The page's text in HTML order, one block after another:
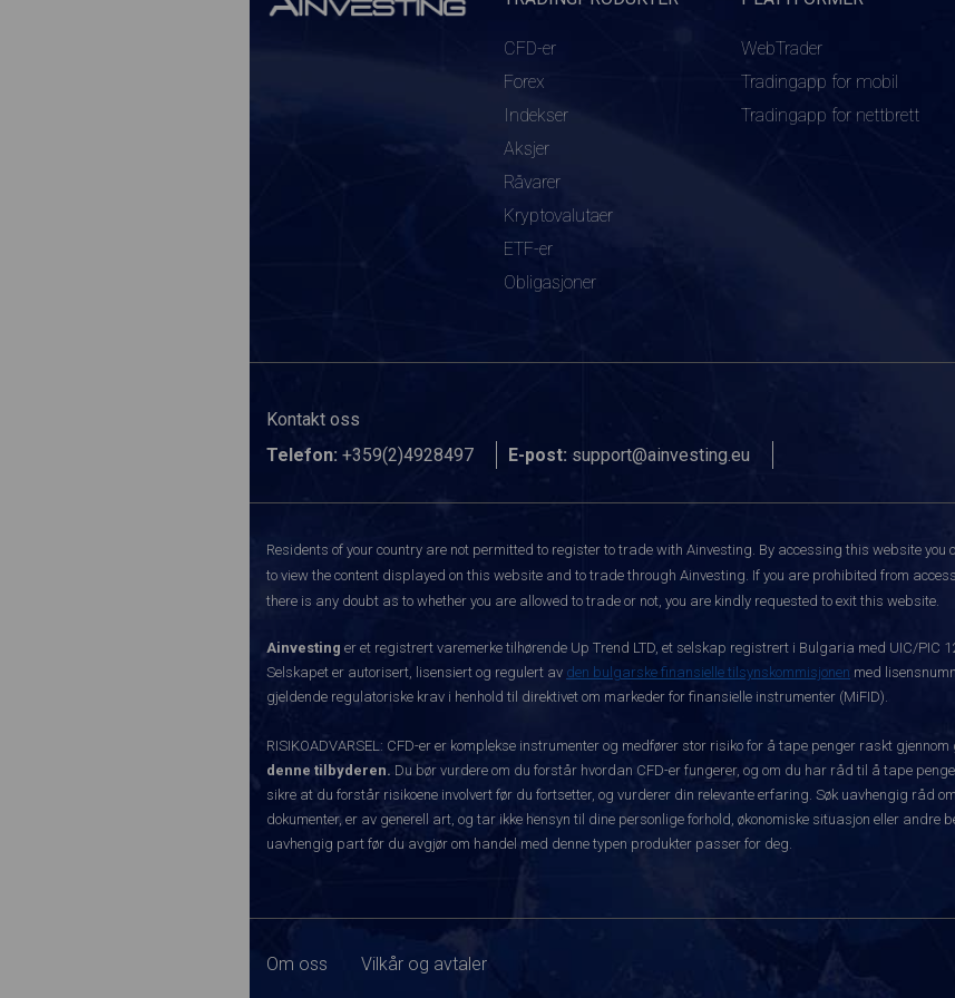
CFD-er
Forex
Indekser
Aksjer
Råvarer
Kryptovalutaer
ETF-er
Obligasjoner
WebTrader
Tradingapp for mobil
Tradingapp for nettbrett
Kontakt oss
Telefon: +359(2)4928497 E-post: support@ainvesting.eu
Residents of your country are not permitted to register to trade with Ainvesting. By accessing this website you
to view the content displayed on this website and to trade through Ainvesting. If you are prohibited from
there is any doubt as to whether you are allowed to trade or not, you are kindly requested to exit this website.
Ainvesting er et registrert varemerke tilhørende Up Trend LTD, et selskap registrert i Bulgaria med UIC/PIC
Selskapet er autorisert, lisensiert og regulert av den bulgarske finansielle tilsynskommisjonen med
gjeldende regulatoriske krav i henhold til direktivet om markeder for finansielle instrumenter (MiFID).
RISIKOADVARSEL: CFD-er er komplekse instrumenter og medfører stor risiko for å tape penger raskt gjennom
denne tilbyderen. Du bør vurdere om du forstår hvordan CFD-er fungerer, og om du har råd til å tape
sikre at du forstår risikoene involvert før du fortsetter, og vurderer din relevante erfaring. Søk uavhengig råd
dokumenter, er av generell art, og tar ikke hensyn til dine personlige forhold, økonomiske situasjon eller andre
uavhengig part før du avgjør om handel med denne typen produkter passer for deg.
Om oss Vilkår og avtaler